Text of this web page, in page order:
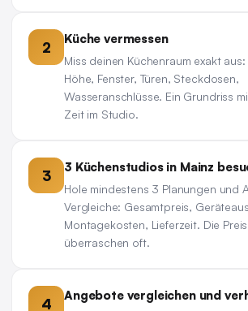
2 Küche vermessen
Miss deinen Küchenraum exakt
Höhe, Fenster, Türen, Steckdosen,
Wasseranschlüsse. Ein Grundriss
Zeit im Studio.
3 3 Küchenstudios in Mainz
Hole mindestens 3 Planungen und
Vergleiche: Gesamtpreis,
Montagekosten, Lieferzeit. Die
überraschen oft.
4 Angebote vergleichen und